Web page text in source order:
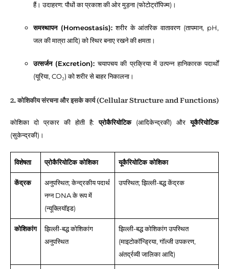
हैं। उदाहरण: पौधों का प्रकाश की ओर मुड़ना (फोटोट्रॉपिज्म)।
समस्थापन (Homeostasis):शरीर के आंतरिक वातावरण (तापमान, pH,
जल की मात्रा आदि) को स्थिर बनाए रखने की क्षमता।
उत्सर्जन (Excretion): चयापचय की प्रक्रिया में उत्पन्न हानिकारक पदार्थों
(यूरिया, CO₂) को शरीर से बाहर निकालना।
2. कोशिकीय संरचना और इसके कार्य (Cellular Structure and Functions)
कोशिका दो प्रकार की होती है:प्रोकैरियोटिक(आदिकेन्द्रकी) औरयूकैरियोटिक
(सुकेन्द्रकी)।
विशेषता प्रोकैरियोटिक कोशिका यूकैरियोटिक कोशिका
केंद्रक
अनुपस्थित; केन्द्रकीय पदार्थ
नग्न DNA के रूप में
(न्यूक्लियॉइड)
उपस्थित; झिल्ली-बद्ध केंद्रक
कोशिकांग
झिल्ली-बद्ध कोशिकांग
अनुपस्थित
झिल्ली-बद्ध कोशिकांग उपस्थित
(माइटोकॉन्ड्रिया, गॉल्जी उपकरण,
अंतर्द्रव्यी जालिका आदि)